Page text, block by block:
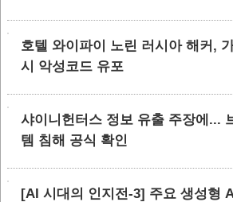
호텔 와이파이 노린 러시아 해커,
시 악성코드 유포
샤이니헌터스 정보 유출 주장에...
템 침해 공식 확인
[AI 시대의 인지전-3] 주요 생성형